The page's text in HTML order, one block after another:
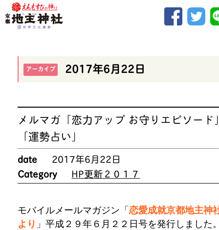
アーカイブ 2017年6月22日
メルマガ「恋力アップ お守りエピソード
「運勢占い」
date
2017年6月22日
Category
HP更新２０１７
モバイルメールマガジン「恋愛成就京都地主神
より 」平成２９年６月２２日号を発行しました